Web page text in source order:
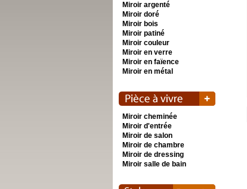
Miroir argenté
Miroir doré
Miroir bois
Miroir patiné
Miroir couleur
Miroir en verre
Miroir en faïence
Miroir en métal
Miroir cheminée
Miroir d'entrée
Miroir de salon
Miroir de chambre
Miroir de dressing
Miroir salle de bain